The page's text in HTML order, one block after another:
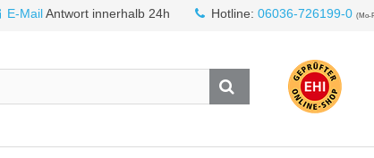
E-MailAntwort innerhalb 24h Hotline: 06036-726199-0 (Mo-